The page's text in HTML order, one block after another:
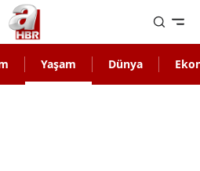
Yaşam Dünya